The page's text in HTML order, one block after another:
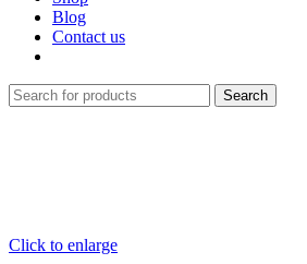
Blog
Contact us
Search
Click to enlarge